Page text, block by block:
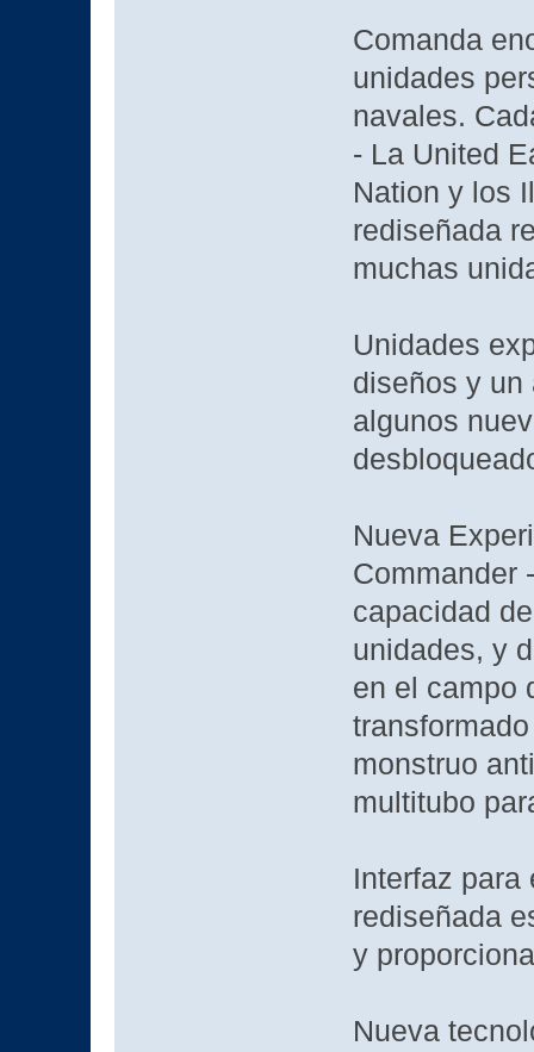
Comanda
unidades
navales.
- La United
Nation y los
rediseñada
muchas
Unidades
diseños y un
algunos
Nueva
Commander
capacidad
unidades, y
en el campo
monstruo
multitubo
Interfaz para
rediseñada
y
Nueva